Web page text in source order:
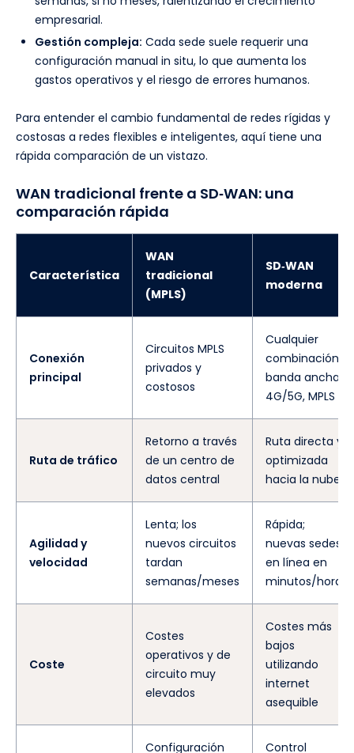
empresarial.
Gestión compleja: Cada sede suele requerir una
configuración manual in situ, lo que aumenta los
gastos operativos y el riesgo de errores humanos.
Para entender el cambio fundamental de redes rígidas y
costosas a redes flexibles e inteligentes, aquí tiene una
rápida comparación de un vistazo.
WAN tradicional frente a SD‑WAN: una
comparación rápida
Característica
WAN
tradicional
(MPLS)
SD‑WAN
moderna
Conexión
principal
Circuitos MPLS
privados y
costosos
Cualquier
combinación:
banda ancha,
4G/5G, MPLS
Ruta de tráfico
Retorno a través
de un centro de
datos central
Ruta directa y
optimizada
hacia la nube
Agilidad y
velocidad
Lenta; los
nuevos circuitos
tardan
semanas/meses
Rápida;
nuevas sedes
en línea en
minutos/horas
Coste
Costes
operativos y de
circuito muy
elevados
Costes más
bajos
utilizando
internet
asequible
Configuración
Control